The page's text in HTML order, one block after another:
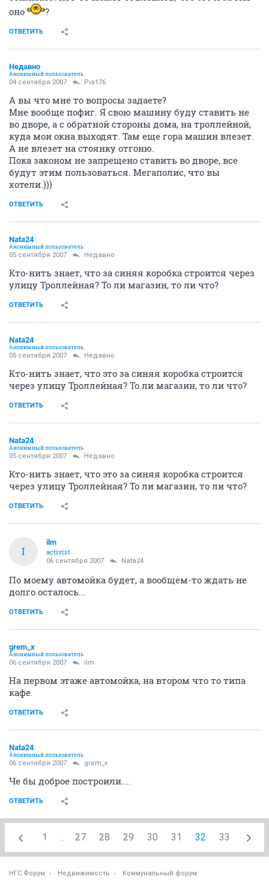
оно
?
ОТВЕТИТЬ
Недавно
Анонимный пользователь
04 сентября 2007 Pia176
А вы что мне то вопросы задаете?
Мне вообще пофиг. Я свою машину буду ставить не
во дворе, а с обратной стороны дома, на троллейной,
куда мои окна выходят. Там еще гора машин влезет.
А не влезет на стоянку отгоню.
Пока законом не запрещено ставить во дворе, все
будут этим пользоваться. Мегаполис, что вы
хотели.)))
ОТВЕТИТЬ
Nata24
Анонимный пользователь
05 сентября 2007 Недавно
Кто-нить знает, что за синяя коробка строится через
улицу Троллейная? То ли магазин, то ли что?
ОТВЕТИТЬ
Nata24
Анонимный пользователь
05 сентября 2007 Недавно
Кто-нить знает, что это за синяя коробка строится
через улицу Троллейная? То ли магазин, то ли что?
ОТВЕТИТЬ
Nata24
Анонимный пользователь
05 сентября 2007 Недавно
Кто-нить знает, что это за синяя коробка строится
через улицу Троллейная? То ли магазин, то ли что?
ОТВЕТИТЬ
I
ilm
activist
06 сентября 2007 Nata24
По моему автомойка будет, а вообщем-то ждать не
долго осталось...
ОТВЕТИТЬ
grem_x
Анонимный пользователь
06 сентября 2007 ilm
На первом этаже автомойка, на втором что то типа
кафе.
ОТВЕТИТЬ
Nata24
Анонимный пользователь
06 сентября 2007 grem_x
Че бы доброе построили....
ОТВЕТИТЬ
1 ... 27 28 29 30 31 32 33
НГС.Форум Недвижимость Коммунальный форум